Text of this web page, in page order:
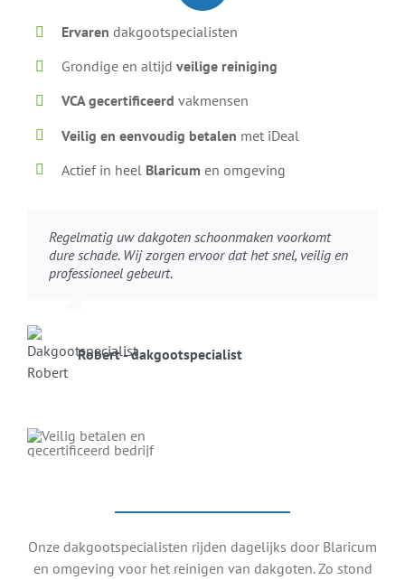
Ervaren dakgootspecialisten
Grondige en altijdveilige reiniging
VCA gecertificeerdvakmensen
Veilig en eenvoudig betalen met iDeal
Actief in heel Blaricum en omgeving
Regelmatig uw dakgoten schoonmaken voorkomt
dure schade. Wij zorgen ervoor dat het snel, veilig en
professioneel gebeurt.
Robert - dakgootspecialist
Onze dakgootspecialisten rijden dagelijks door Blaricum
en omgeving voor het reinigen van dakgoten. Zo stond